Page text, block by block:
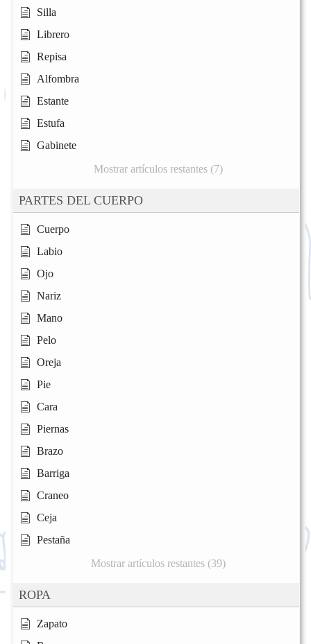
Silla
Librero
Repisa
Alfombra
Estante
Estufa
Gabinete
Mostrar artículos restantes (7)
PARTES DEL CUERPO
Cuerpo
Labio
Ojo
Nariz
Mano
Pelo
Oreja
Pie
Cara
Piernas
Brazo
Barriga
Craneo
Ceja
Pestaña
Mostrar artículos restantes (39)
ROPA
Zapato